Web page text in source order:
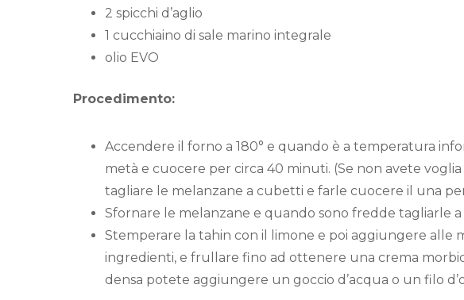
2 spicchi d’aglio
1 cucchiaino di sale marino integrale
olio EVO
Procedimento:
Accendere il forno a 180° e quando è a temperatura
metà e cuocere per circa 40 minuti. (Se non avete
tagliare le melanzane a cubetti e farle cuocere il una
Sfornare le melanzane e quando sono fredde
Stemperare la tahin con il limone e poi aggiungere alle
ingredienti, e frullare fino ad ottenere una crema
densa potete aggiungere un goccio d’acqua o un filo